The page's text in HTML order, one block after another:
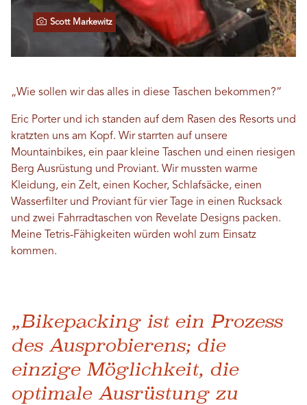
Scott Markewitz
„Wie sollen wir das alles in diese Taschen bekommen?“
Eric Porter und ich standen auf dem Rasen des Resorts und
kratzten uns am Kopf. Wir starrten auf unsere
Mountainbikes, ein paar kleine Taschen und einen riesigen
Berg Ausrüstung und Proviant. Wir mussten warme
Kleidung, ein Zelt, einen Kocher, Schlafsäcke, einen
Wasserfilter und Proviant für vier Tage in einen Rucksack
und zwei Fahrradtaschen von Revelate Designs packen.
Meine Tetris-Fähigkeiten würden wohl zum Einsatz
kommen.
„Bikepacking ist ein Prozess
des Ausprobierens; die
einzige Möglichkeit, die
optimale Ausrüstung zu